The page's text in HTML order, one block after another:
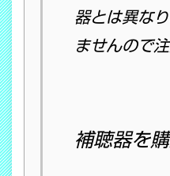
器とは異な
ませんので
補聴器を